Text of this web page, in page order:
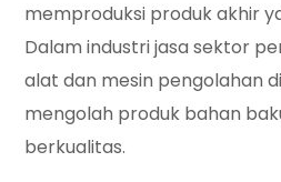
memproduksi produk akhir
Dalam industri jasa sektor
alat dan mesin pengolahan
mengolah produk bahan
berkualitas.